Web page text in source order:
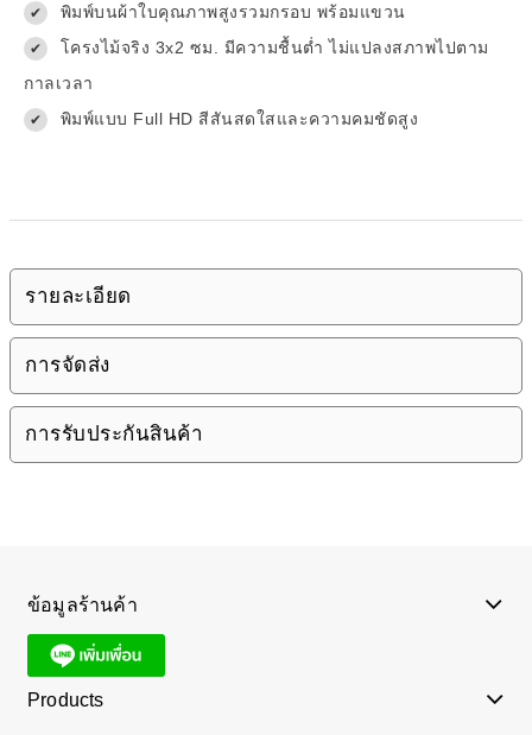
✔ พิมพ์บนผ้าใบคุณภาพสูงรวมกรอบ พร้อมแขวน
✔
โครงไม้จริง 3x2 ซม. มีความชื้นต่ำ ไม่แปลงสภาพไปตาม
กาลเวลา
✔ พิมพ์แบบ Full HD สีสันสดใสและความคมชัดสูง
รายละเอียด
การจัดส่ง
การรับประกันสินค้า
ข้อมูลร้านค้า
Products